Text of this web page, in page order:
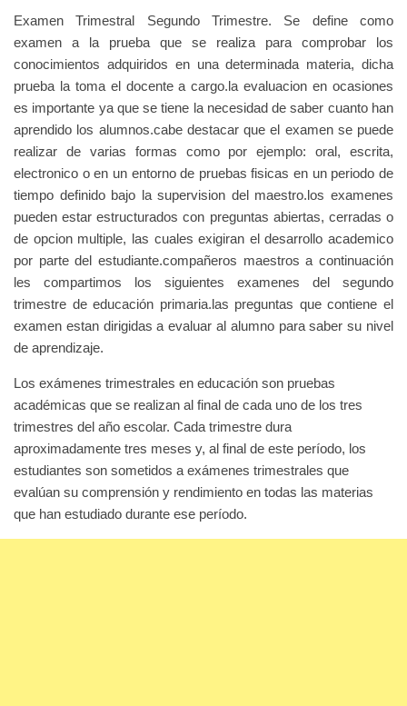
Examen Trimestral Segundo Trimestre. Se define como
examen a la prueba que se realiza para comprobar los
conocimientos adquiridos en una determinada materia, dicha
prueba la toma el docente a cargo.la evaluacion en ocasiones
es importante ya que se tiene la necesidad de saber cuanto han
aprendido los alumnos.cabe destacar que el examen se puede
realizar de varias formas como por ejemplo: oral, escrita,
electronico o en un entorno de pruebas fisicas en un periodo de
tiempo definido bajo la supervision del maestro.los examenes
pueden estar estructurados con preguntas abiertas, cerradas o
de opcion multiple, las cuales exigiran el desarrollo academico
por parte del estudiante.compañeros maestros a continuación
les compartimos los siguientes examenes del segundo
trimestre de educación primaria.las preguntas que contiene el
examen estan dirigidas a evaluar al alumno para saber su nivel
de aprendizaje.
Los exámenes trimestrales en educación son pruebas
académicas que se realizan al final de cada uno de los tres
trimestres del año escolar. Cada trimestre dura
aproximadamente tres meses y, al final de este período, los
estudiantes son sometidos a exámenes trimestrales que
evalúan su comprensión y rendimiento en todas las materias
que han estudiado durante ese período.